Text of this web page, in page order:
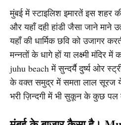
मुंबई में स्टाइलिश इमारतें इस शहर
और यहाँ दही हांडी जैसा जाने
यहाँ की धार्मिक छवि को उजागर
मन्नतों के धागे हों या लक्ष्मी मंदिर
juhu beach में सुन्दर्यै दुर्ष्य ओर
के वक्त समुद्र में समता लाल सूरज
भरी ज़िन्दगी में भी सुकून के कुछ पल